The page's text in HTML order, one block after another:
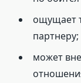
ощущает
партнеру;
может